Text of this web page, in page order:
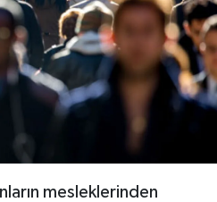
mesleklerinden